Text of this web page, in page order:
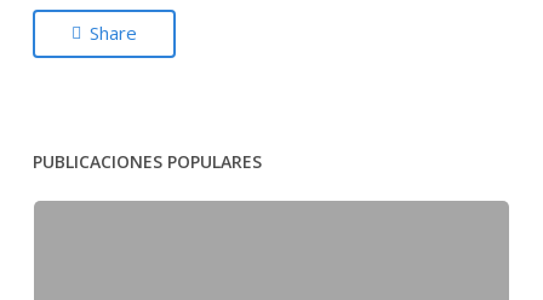
Share
PUBLICACIONES POPULARES